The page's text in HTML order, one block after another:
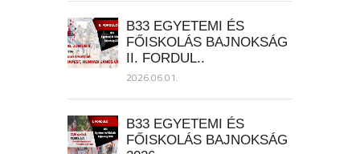
B33 EGYETEMI ÉS
FŐISKOLÁS BAJNOKSÁG
II. FORDUL..
2026.06.01.
B33 EGYETEMI ÉS
FŐISKOLÁS BAJNOKSÁG